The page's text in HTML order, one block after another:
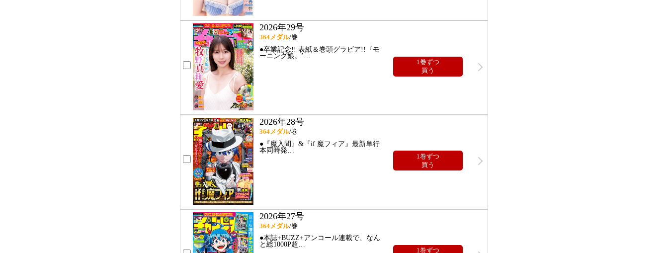
2026年29号
364メダル/巻
●卒業記念!! 表紙＆巻頭グラビア!!『モ
ーニング娘。’
1巻ずつ
買う
2026年28号
364メダル/巻
●『魔入間』&『if 魔フィア』最新単行
本同時発
1巻ずつ
買う
2026年27号
364メダル/巻
●本誌+BUZZ+アンコール連載で、なん
と総1000P超…
1巻ずつ